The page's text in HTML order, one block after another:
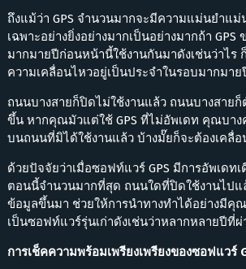
ถึงแม้ว่า GPS จำนวนมากจะมีความแม่นยำแ
เฉพาะอย่างยิ่งอย่างมากเป็นอย่างมากถ้า
มากมายปีก่อนหน้านี้ใช้งานกันมาดังเช่นว่าไร
ความเคลื่อนไหวอยู่เป็นประจำในรอบมากมาย
ถนนบางสายก็ปิดไม่ใช้งานแล้ว ถนนบางสาย
ขึ้น หากคุณมัวแต่ใช้ GPS ที่ไม่อัพเดท คุณบาง
บนถนนที่มิได้ใช้งานแล้ว บ้างมั๊ยก็จะต้องเคลื่
ด้วยปัจจัยว่าเมื่อซอฟท์แวร์ GPS มีการอัพเดท
ตอนนี้จำนวนมากที่สุด ถนนใดที่ปิดใช้งานไปแ
ข้อมูลขึ้นมา ช่วยให้การนำทางทำได้อย่างมีคุ
เป็นซอฟท์แวร์รุ่นเก่าดังเช่นว่าหลากหลายปีที่
การเช็คความพร้อมเพรียงเพรียงของซอฟแวร์